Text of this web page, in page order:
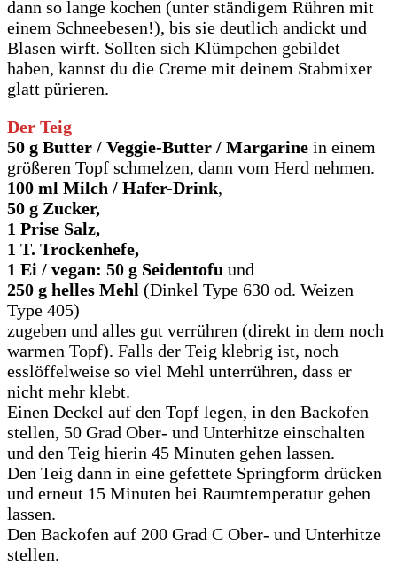
dann so lange kochen (unter ständigem Rühren mit
einem Schneebesen!), bis sie deutlich andickt und
Blasen wirft. Sollten sich Klümpchen gebildet
haben, kannst du die Creme mit deinem Stabmixer
glatt pürieren.
Der Teig
50 g Butter / Veggie-Butter / Margarine in einem
größeren Topf schmelzen, dann vom Herd nehmen.
100 ml Milch / Hafer-Drink,
50 g Zucker,
1 Prise Salz,
1 T. Trockenhefe,
1 Ei / vegan: 50 g Seidentofu und
250 g helles Mehl (Dinkel Type 630 od. Weizen
Type 405)
zugeben und alles gut verrühren (direkt in dem noch
warmen Topf). Falls der Teig klebrig ist, noch
esslöffelweise so viel Mehl unterrühren, dass er
nicht mehr klebt.
Einen Deckel auf den Topf legen, in den Backofen
stellen, 50 Grad Ober- und Unterhitze einschalten
und den Teig hierin 45 Minuten gehen lassen.
Den Teig dann in eine gefettete Springform drücken
und erneut 15 Minuten bei Raumtemperatur gehen
lassen.
Den Backofen auf 200 Grad C Ober- und Unterhitze
stellen.